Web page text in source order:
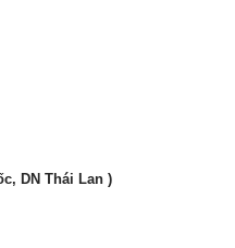
DN Thái Lan )